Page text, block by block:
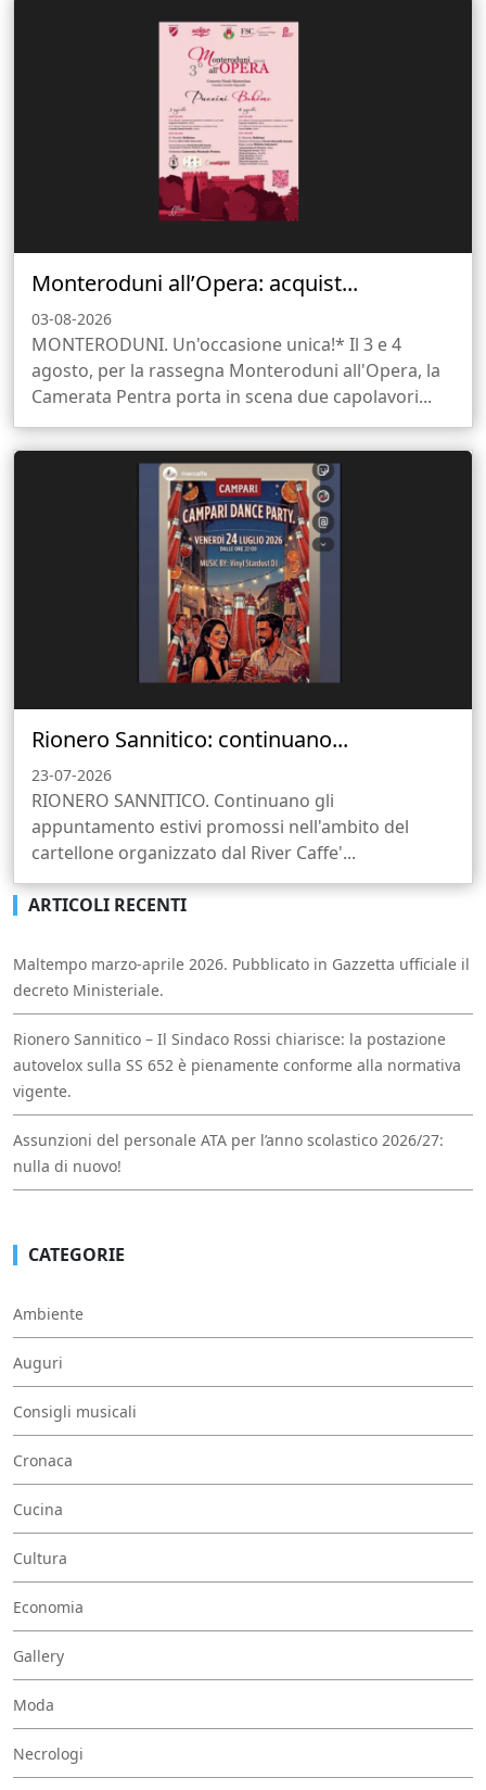
Monteroduni all’Opera: acquist...
03-08-2026
MONTERODUNI. Un'occasione unica!* Il 3 e 4
agosto, per la rassegna Monteroduni all'Opera, la
Camerata Pentra porta in scena due capolavori...
Rionero Sannitico: continuano...
23-07-2026
RIONERO SANNITICO. Continuano gli
appuntamento estivi promossi nell'ambito del
cartellone organizzato dal River Caffe'...
ARTICOLI RECENTI
Maltempo marzo-aprile 2026. Pubblicato in Gazzetta ufficiale il
decreto Ministeriale.
Rionero Sannitico – Il Sindaco Rossi chiarisce: la postazione
autovelox sulla SS 652 è pienamente conforme alla normativa
vigente.
Assunzioni del personale ATA per l’anno scolastico 2026/27:
nulla di nuovo!
CATEGORIE
Ambiente
Auguri
Consigli musicali
Cronaca
Cucina
Cultura
Economia
Gallery
Moda
Necrologi